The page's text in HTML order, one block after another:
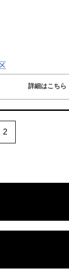
詳細はこちら
2